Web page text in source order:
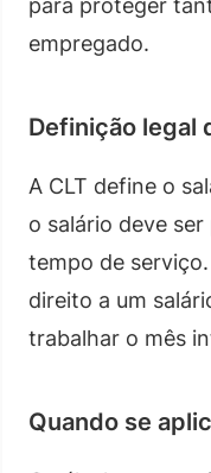
para proteger
empregado.
Definição legal
A CLT define o
o salário deve
tempo de
direito a um
trabalhar o mês
Quando se